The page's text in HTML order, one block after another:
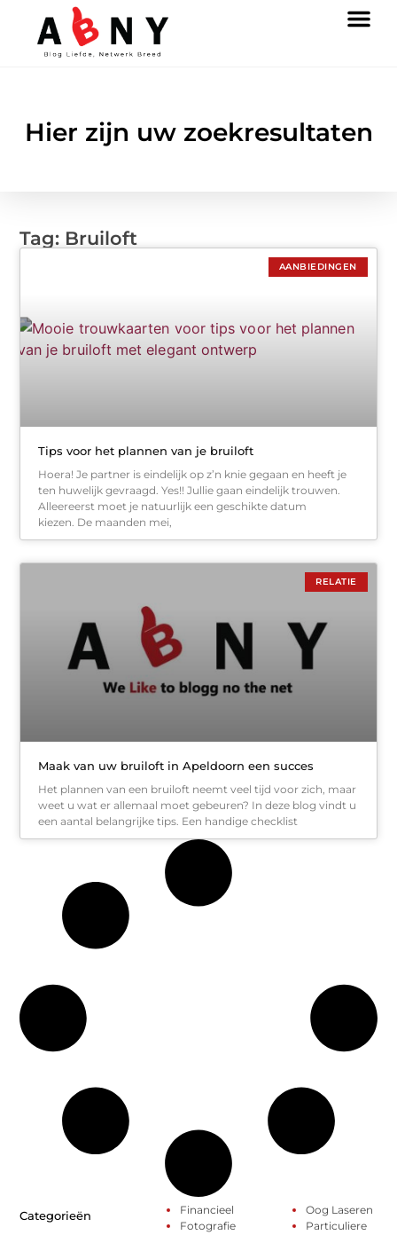
Hier zijn uw zoekresultaten
Tag: Bruiloft
AANBIEDINGEN
Tips voor het plannen van je bruiloft
Hoera! Je partner is eindelijk op z’n knie gegaan en heeft je
ten huwelijk gevraagd. Yes!! Jullie gaan eindelijk trouwen.
Alleereerst moet je natuurlijk een geschikte datum
kiezen. De maanden mei,
RELATIE
Maak van uw bruiloft in Apeldoorn een succes
Het plannen van een bruiloft neemt veel tijd voor zich, maar
weet u wat er allemaal moet gebeuren? In deze blog vindt u
een aantal belangrijke tips. Een handige checklist
Categorieën
Financieel
Fotografie
Oog Laseren
Particuliere